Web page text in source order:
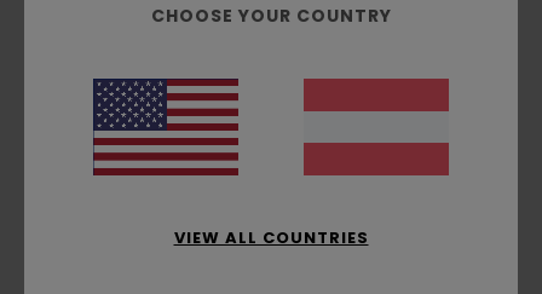
5
Mathias1. Juli 2026
Tolles Design und super Tragekomfort
Ich empfehle dieses Produkt
CHOOSE YOUR COUNTRY
VIEW ALL COUNTRIES